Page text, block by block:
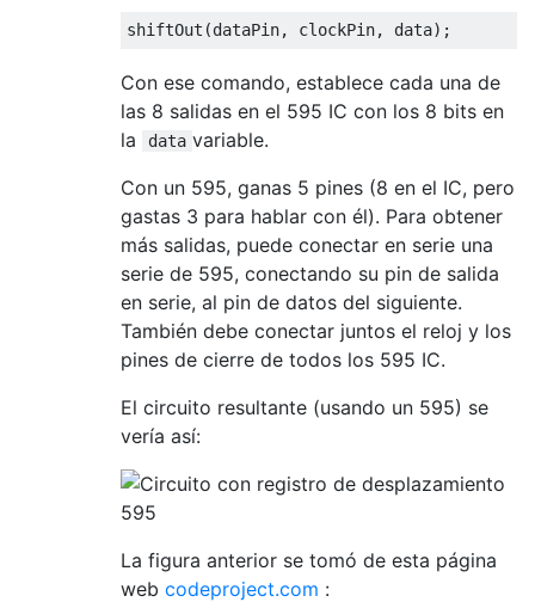
shiftOut (dataPin, clockPin, data);
Con ese comando, establece cada una de
las 8 salidas en el 595 IC con los 8 bits en
la
data variable.
Con un 595, ganas 5 pines (8 en el IC, pero
gastas 3 para hablar con él). Para obtener
más salidas, puede conectar en serie una
serie de 595, conectando su pin de salida
en serie, al pin de datos del siguiente.
También debe conectar juntos el reloj y los
pines de cierre de todos los 595 IC.
El circuito resultante (usando un 595) se
vería así:
La figura anterior se tomó de esta página
web codeproject.com :